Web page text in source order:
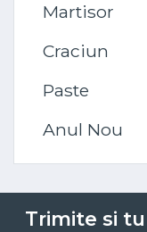
Martisor
Craciun
Paste
Anul Nou
Trimite si